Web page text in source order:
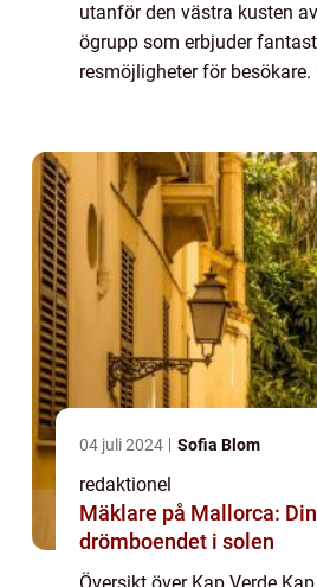
utanför den västra kusten
ögrupp som erbjuder
resmöjligheter för besökare.
världe...
04 juli 2024 Sofia Blom
redaktionel
Mäklare på Mallorca: Din
drömboendet i solen